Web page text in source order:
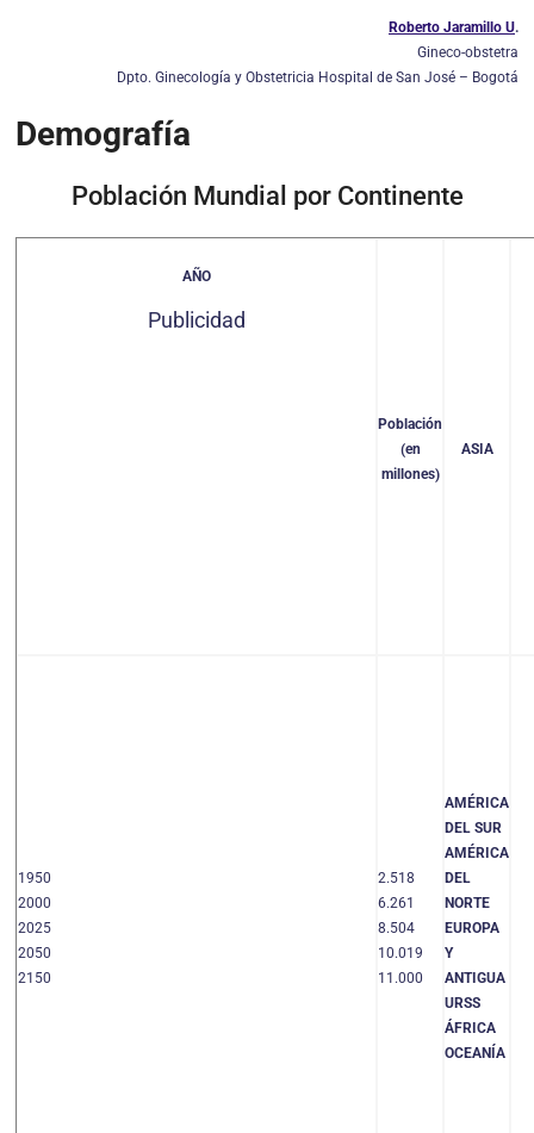
Roberto Jaramillo U.
Gineco-obstetra
Dpto. Ginecología y Obstetricia Hospital de San José – Bogotá
Demografía
Población Mundial por Continente
AÑO
Publicidad
Población
(en
millones)
ASIA
1950
2000
2025
2050
2150
2.518
6.261
8.504
10.019
11.000
AMÉRICA
DEL SUR
AMÉRICA
DEL
NORTE
EUROPA
Y
ANTIGUA
URSS
ÁFRICA
OCEANÍA